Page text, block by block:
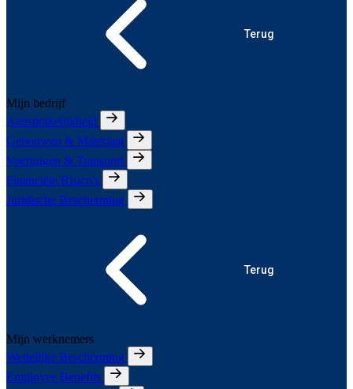
Terug
Mijn bedrijf
Aansprakelijkheid
Gebouwen & Materiaal
Voertuigen & Transport
Financiële Risico's
Juridische Bescherming
Terug
Mijn werknemers
Wettelijke Bescherming
Employee Benefits